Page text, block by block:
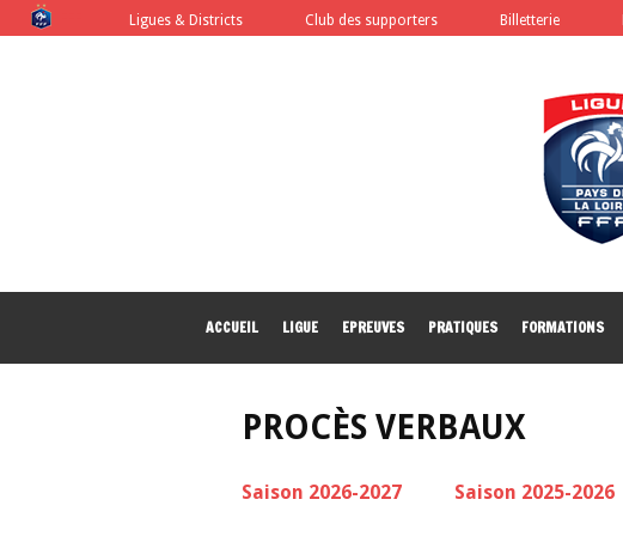
Ligues & Districts Club des supporters Billetterie
ACCUEIL LIGUE EPREUVES PRATIQUES FORMATIONS
PROCÈS VERBAUX
Saison 2026-2027 Saison 2025-2026